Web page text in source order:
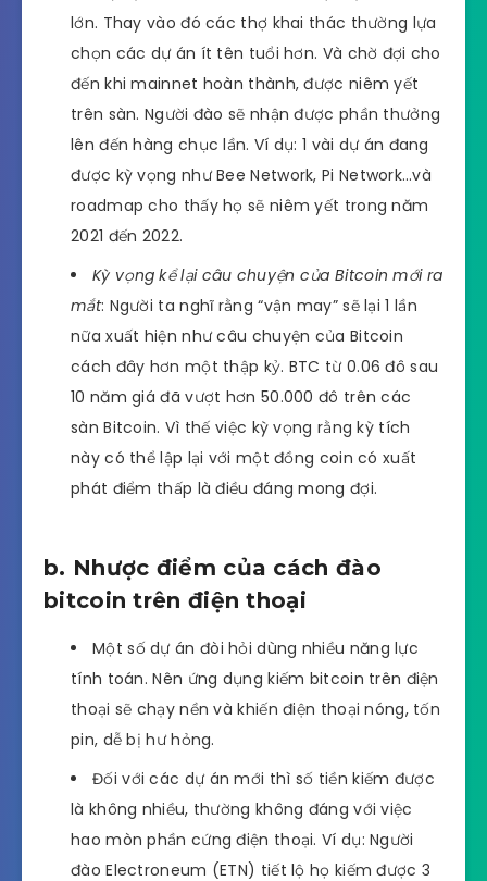
lớn. Thay vào đó các thợ khai thác thường lựa
chọn các dự án ít tên tuổi hơn. Và chờ đợi cho
đến khi mainnet hoàn thành, được niêm yết
trên sàn. Người đào sẽ nhận được phần thưởng
lên đến hàng chục lần. Ví dụ: 1 vài dự án đang
được kỳ vọng như Bee Network, Pi Network…và
roadmap cho thấy họ sẽ niêm yết trong năm
2021 đến 2022.
Kỳ vọng kể lại câu chuyện của Bitcoin mới ra
mắt: Người ta nghĩ rằng “vận may” sẽ lại 1 lần
nữa xuất hiện như câu chuyện của Bitcoin
cách đây hơn một thập kỷ. BTC từ 0.06 đô sau
10 năm giá đã vượt hơn 50.000 đô trên các
sàn Bitcoin. Vì thế việc kỳ vọng rằng kỳ tích
này có thể lập lại với một đồng coin có xuất
phát điểm thấp là điều đáng mong đợi.
b. Nhược điểm của cách đào
bitcoin trên điện thoại
Một số dự án đòi hỏi dùng nhiều năng lực
tính toán. Nên ứng dụng kiếm bitcoin trên điện
thoại sẽ chạy nền và khiến điện thoại nóng, tốn
pin, dễ bị hư hỏng.
Đối với các dự án mới thì số tiền kiếm được
là không nhiều, thường không đáng với việc
hao mòn phần cứng điện thoại. Ví dụ: Người
đào Electroneum (ETN) tiết lộ họ kiếm được 3